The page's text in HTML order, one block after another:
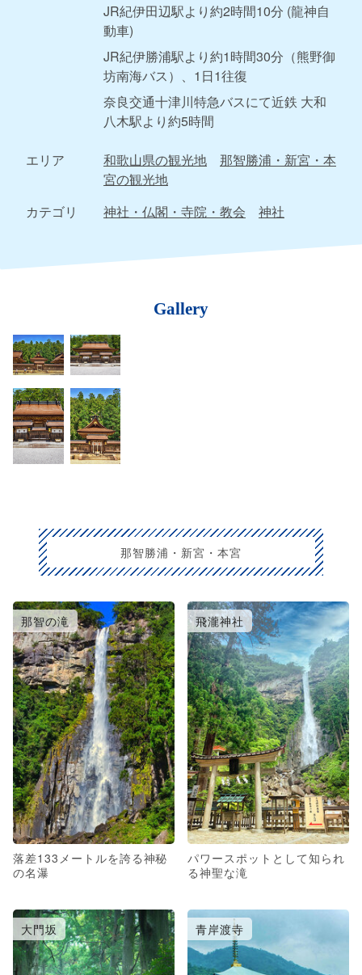
JR紀伊田辺駅より約2時間10分 (龍神自
動車)
JR紀伊勝浦駅より約1時間30分（熊野御
坊南海バス）、1日1往復
奈良交通十津川特急バスにて近鉄 大和
八木駅より約5時間
エリア 和歌山県の観光地
那智勝浦・新宮・本
宮の観光地
カテゴリ
神社・仏閣・寺院・教会 神社
Gallery
那智勝浦・新宮・本宮
那智の滝
落差133メートルを誇る神秘
の名瀑
飛瀧神社
パワースポットとして知られ
る神聖な滝
大門坂 青岸渡寺